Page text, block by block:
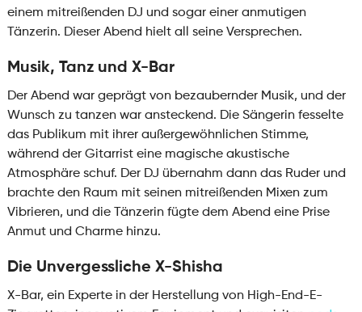
einem mitreißenden DJ und sogar einer anmutigen
Tänzerin. Dieser Abend hielt all seine Versprechen.
Musik, Tanz und X-Bar
Der Abend war geprägt von bezaubernder Musik, und der
Wunsch zu tanzen war ansteckend. Die Sängerin fesselte
das Publikum mit ihrer außergewöhnlichen Stimme,
während der Gitarrist eine magische akustische
Atmosphäre schuf. Der DJ übernahm dann das Ruder und
brachte den Raum mit seinen mitreißenden Mixen zum
Vibrieren, und die Tänzerin fügte dem Abend eine Prise
Anmut und Charme hinzu.
Die Unvergessliche X-Shisha
X-Bar, ein Experte in der Herstellung von High-End-E-